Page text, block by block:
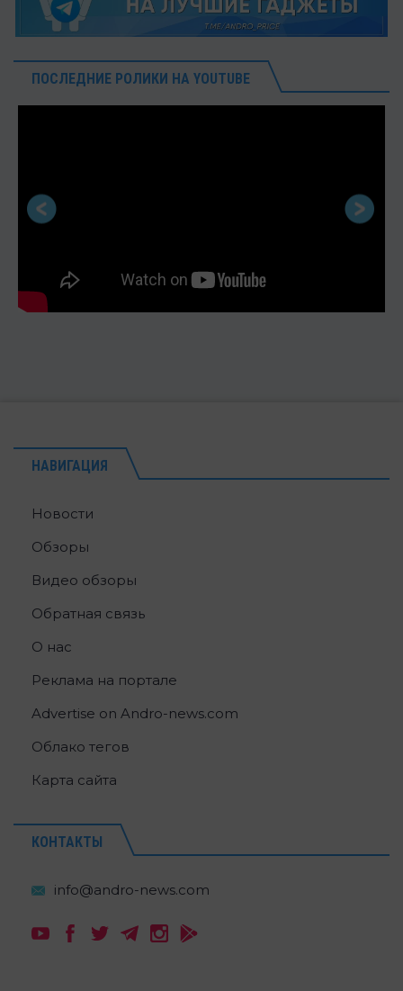
ПОСЛЕДНИЕ РОЛИКИ НА YOUTUBE
НАВИГАЦИЯ
Новости
Обзоры
Видео обзоры
Обратная связь
О нас
Реклама на портале
Advertise on Andro-news.com
Облако тегов
Карта сайта
КОНТАКТЫ